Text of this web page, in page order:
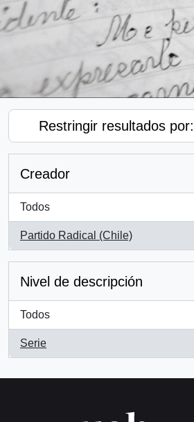
Restringir resultados por:
Creador
Todos
Partido Radical (Chile)
, 1 resultados
Nivel de descripción
Todos
Serie
, 1 resultados